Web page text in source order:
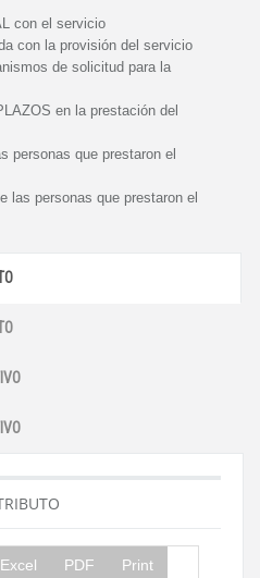
con el servicio
con la provisión del servicio
de solicitud para la
en la prestación del
personas que prestaron el
las personas que prestaron el
Excel PDF Print